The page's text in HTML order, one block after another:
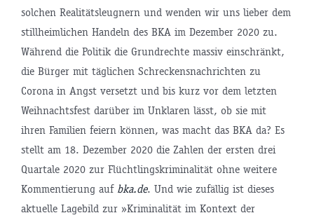
solchen Realitätsleugnern und wenden wir uns lieber dem
stillheimlichen Handeln des BKA im Dezember 2020 zu.
Während die Politik die Grundrechte massiv einschränkt,
die Bürger mit täglichen Schreckensnachrichten zu
Corona in Angst versetzt und bis kurz vor dem letzten
Weihnachtsfest darüber im Unklaren lässt, ob sie mit
ihren Familien feiern können, was macht das BKA da? Es
stellt am 18. Dezember 2020 die Zahlen der ersten drei
Quartale 2020 zur Flüchtlingskriminalität ohne weitere
Kommentierung auf bka.de. Und wie zufällig ist dieses
aktuelle Lagebild zur »Kriminalität im Kontext der